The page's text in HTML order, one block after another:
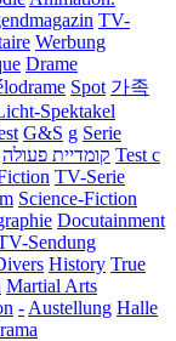
TV-
Werbung
Drame
Spot 가족
Spektakel
G&S g Serie
קומדיית פעולה Test c
TV-Serie
Science-Fiction
Docutainment
Sendung
History True
Martial Arts
- Austellung Halle